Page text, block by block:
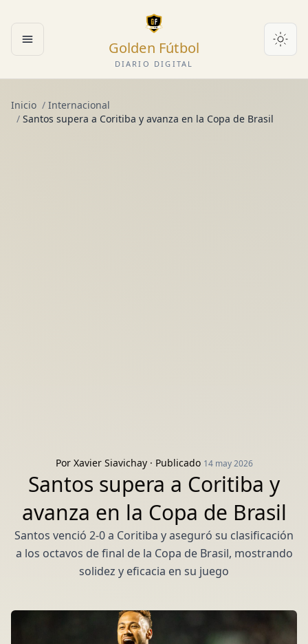
Abrir menú Golden Fútbol
DIARIO DIGITAL
Inicio / Internacional
/ Santos supera a Coritiba y avanza en la Copa de Brasil
Por Xavier Siavichay· Publicado 14 may 2026
Santos supera a Coritiba y
avanza en la Copa de Brasil
Santos venció 2-0 a Coritiba y aseguró su clasificación
a los octavos de final de la Copa de Brasil, mostrando
solidez y eficacia en su juego